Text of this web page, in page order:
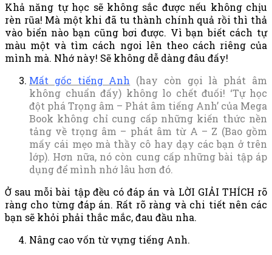
Khả năng tự học sẽ không sắc được nếu không chịu
rèn rũa! Mà một khi đã tu thành chính quả rồi thì thả
vào biển nào bạn cũng bơi được. Vì bạn biết cách tự
màu một và tìm cách ngoi lên theo cách riêng của
mình mà. Nhớ này! Sẽ không dễ dàng đâu đấy!
Mất gốc tiếng Anh (hay còn gọi là phát âm
không chuẩn đấy) không lo chết đuối! ‘Tự học
đột phá Trọng âm – Phát âm tiếng Anh’ của Mega
Book không chỉ cung cấp những kiến thức nền
tảng về trọng âm – phát âm từ A – Z (Bao gồm
mấy cái mẹo mà thầy cô hay dạy các bạn ở trên
lớp). Hơn nữa, nó còn cung cấp những bài tập áp
dụng để mình nhớ lâu hơn đó.
Ở sau mỗi bài tập đều có đáp án và LỜI GIẢI THÍCH rõ
ràng cho từng đáp án. Rất rõ ràng và chi tiết nên các
bạn sẽ khỏi phải thắc mắc, đau đầu nha.
Nâng cao vốn từ vựng tiếng Anh.